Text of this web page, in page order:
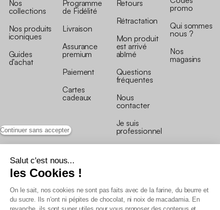
Continuer sans accepter
Salut c'est nous...
les Cookies !
On le sait, nos cookies ne sont pas faits avec de la farine, du beurre et
du sucre. Ils n’ont ni pépites de chocolat, ni noix de macadamia. En
Nos
collections
Nos produits
iconiques
Guides
d’achat
Programme
de Fidélité
Livraison
Assurance
premium
Paiement
Cartes
cadeaux
Retours
Rétractation
Mon produit
est arrivé
abîmé
Questions
fréquentes
Nous
contacter
Je suis
professionnel
promo
Qui sommes
nous ?
Nos
magasins
Conditions générales de vente
Conditions générales du programme de fidélité